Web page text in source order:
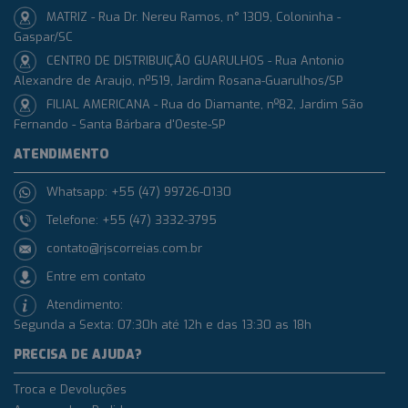
MATRIZ - Rua Dr. Nereu Ramos, n° 1309, Coloninha -
Gaspar/SC
CENTRO DE DISTRIBUIÇÃO GUARULHOS - Rua Antonio
Alexandre de Araujo, nº519, Jardim Rosana-Guarulhos/SP
FILIAL AMERICANA - Rua do Diamante, nº82, Jardim São
Fernando - Santa Bárbara d'Oeste-SP
ATENDIMENTO
Whatsapp: +55 (47) 99726-0130
Telefone: +55 (47) 3332-3795
contato@rjscorreias.com.br
Entre em contato
Atendimento:
Segunda a Sexta: 07:30h até 12h e das 13:30 as 18h
PRECISA DE AJUDA?
Troca e Devoluções